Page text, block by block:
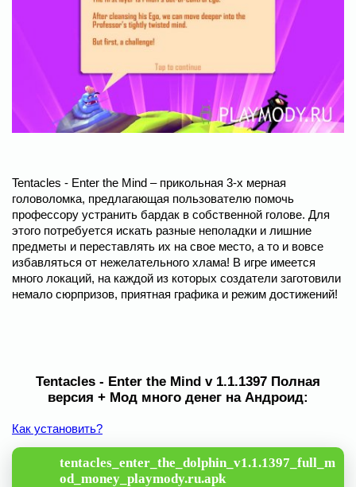
Tentacles - Enter the Mind – прикольная 3-х мерная
головоломка, предлагающая пользователю помочь
профессору устранить бардак в собственной голове. Для
этого потребуется искать разные неполадки и лишние
предметы и переставлять их на свое место, а то и вовсе
избавляться от нежелательного хлама! В игре имеется
много локаций, на каждой из которых создатели заготовили
немало сюрпризов, приятная графика и режим достижений!
Tentacles - Enter the Mind v 1.1.1397 Полная
версия + Мод много денег на Андроид:
Как установить?
tentacles_enter_the_dolphin_v1.1.1397_full_m
od_money_playmody.ru.apk